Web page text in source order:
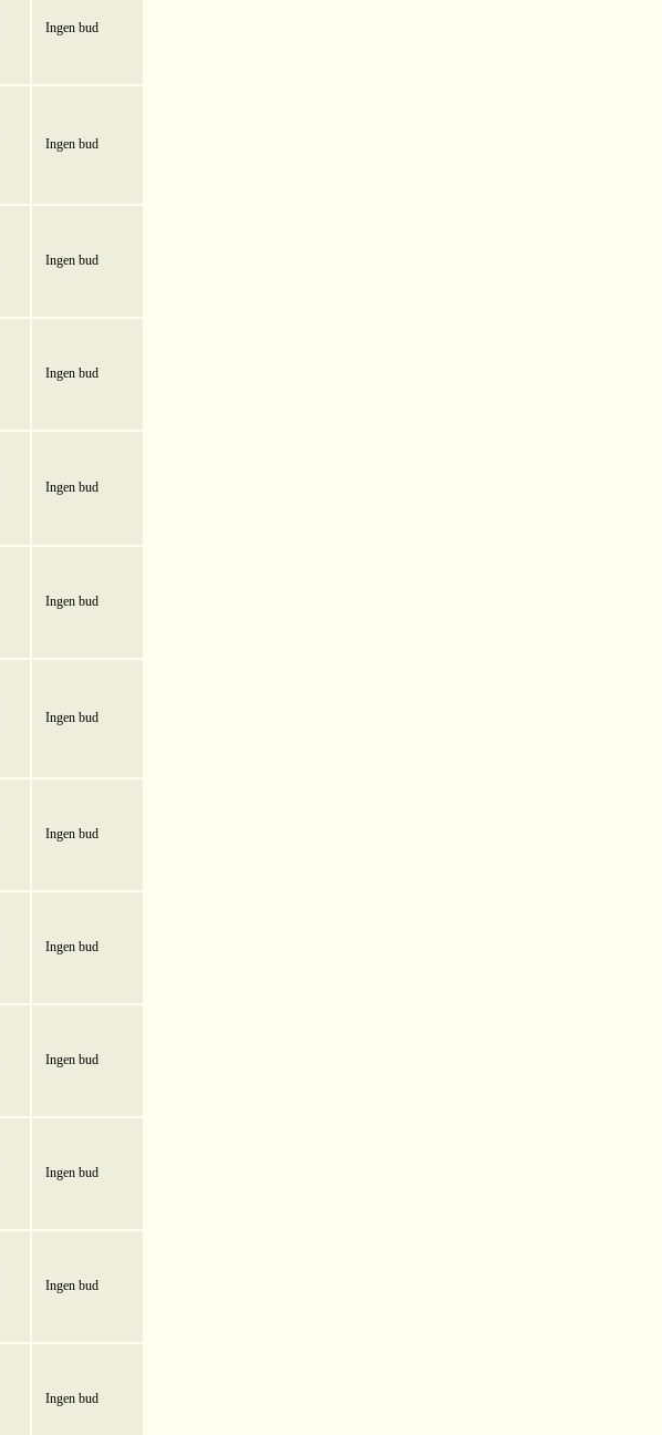
Ingen bud
Ingen bud
Ingen bud
Ingen bud
Ingen bud
Ingen bud
Ingen bud
Ingen bud
Ingen bud
Ingen bud
Ingen bud
Ingen bud
Ingen bud